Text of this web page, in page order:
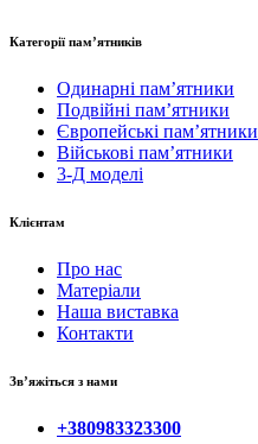
Категорії пам’ятників
Одинарні пам’ятники
Подвійні пам’ятники
Європейські пам’ятники
Військові пам’ятники
3-Д моделі
Клієнтам
Про нас
Матеріали
Наша виставка
Контакти
Зв’яжіться з нами
+380983323300